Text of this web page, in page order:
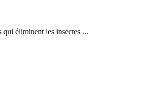
qui éliminent les insectes ...